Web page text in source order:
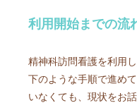
利用開始までの流
精神科訪問看護を利用
下のような手順で進め
いなくても、現状をお